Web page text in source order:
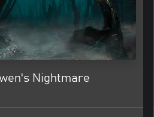
Nightmare